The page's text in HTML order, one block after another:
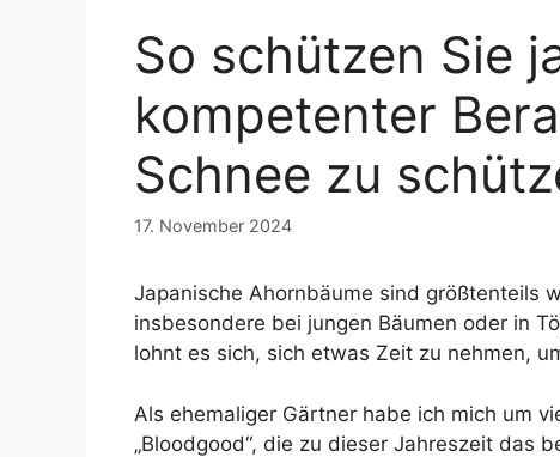
So schützen Sie
kompetenter
Schnee zu
17. November 2024
Japanische Ahornbäume sind größtenteils
insbesondere bei jungen Bäumen oder in
lohnt es sich, sich etwas Zeit zu nehmen,
Als ehemaliger Gärtner habe ich mich um
„Bloodgood“, die zu dieser Jahreszeit das